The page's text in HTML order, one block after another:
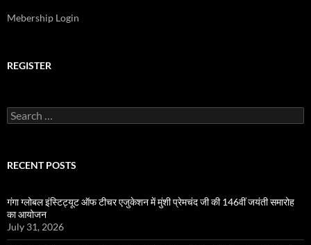
Mebership Login
REGISTER
Search
for:
RECENT POSTS
गंगा ग्लोबल इंस्टिट्यूट ऑफ टीचर एजुकेशन में मुंशी प्रेमचंद जी की 146वीं जयंती समारोह
का आयोजन
July 31, 2026